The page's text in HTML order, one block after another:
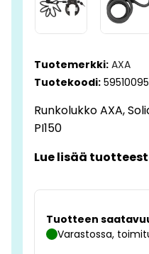
Tuotemerkki: AXA
Tuotekoodi: 59510095
Runkolukko AXA,
PI150
Lue lisää
Tuotteen
Varastossa,